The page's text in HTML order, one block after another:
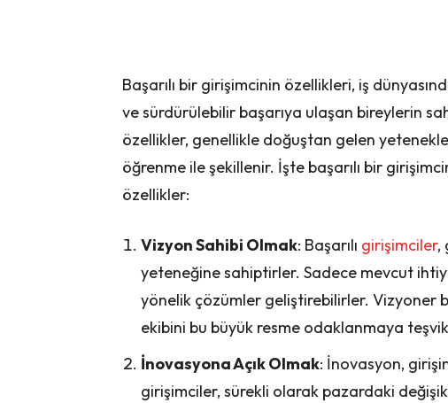
Başarılı bir girişimcinin özellikleri, iş
ve sürdürülebilir başarıya ulaşan bireylerin
özellikler, genellikle doğuştan gelen
öğrenme ile şekillenir. İşte başarılı bir
özellikler:
Vizyon Sahibi Olmak: Başarılı girişimciler,
yeteneğine sahiptirler. Sadece mevcut
yönelik çözümler geliştirebilirler. Vizyoner
ekibini bu büyük resme odaklanmaya
İnovasyona Açık Olmak: İnovasyon,
girişimciler, sürekli olarak pazardaki